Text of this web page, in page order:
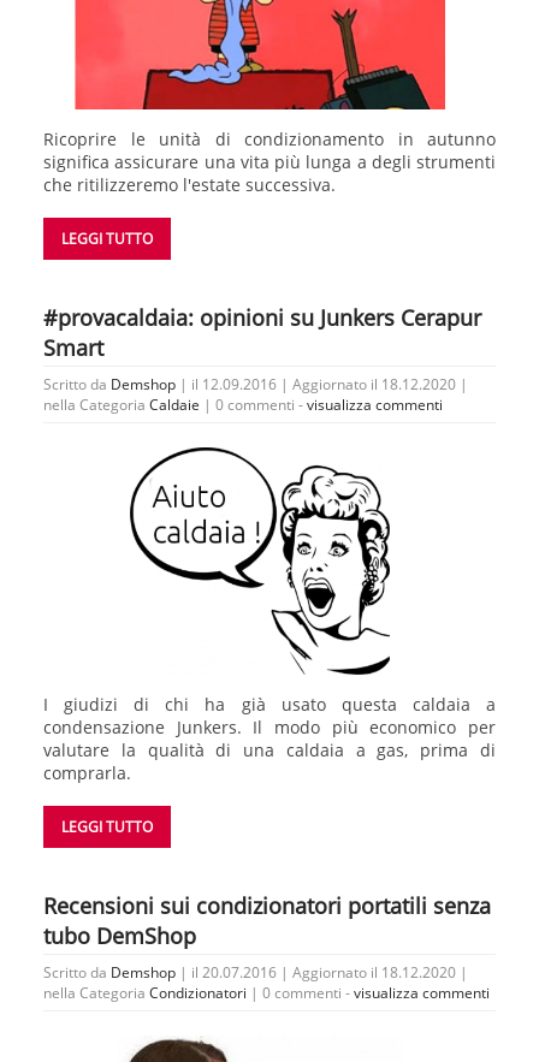
Ricoprire le unità di condizionamento in autunno
significa assicurare una vita più lunga a degli strumenti
che ritilizzeremo l'estate successiva.
LEGGI TUTTO
#provacaldaia: opinioni su Junkers Cerapur
Smart
Scritto da Demshop | il 12.09.2016 | Aggiornato il 18.12.2020 |
nella Categoria Caldaie | 0 commenti -visualizza commenti
I giudizi di chi ha già usato questa caldaia a
condensazione Junkers. Il modo più economico per
valutare la qualità di una caldaia a gas, prima di
comprarla.
LEGGI TUTTO
Recensioni sui condizionatori portatili senza
tubo DemShop
Scritto da Demshop | il 20.07.2016 | Aggiornato il 18.12.2020 |
nella Categoria Condizionatori | 0 commenti -visualizza commenti